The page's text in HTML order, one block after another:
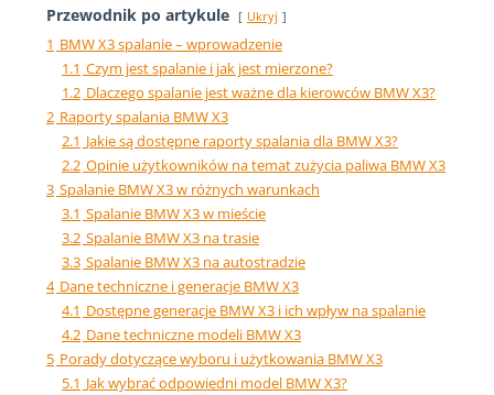
Przewodnik po artykule Ukryj
1 BMW X3 spalanie – wprowadzenie
1.1 Czym jest spalanie i jak jest mierzone?
1.2 Dlaczego spalanie jest ważne dla kierowców BMW X3?
2 Raporty spalania BMW X3
2.1 Jakie są dostępne raporty spalania dla BMW X3?
2.2 Opinie użytkowników na temat zużycia paliwa BMW X3
3 Spalanie BMW X3 w różnych warunkach
3.1 Spalanie BMW X3 w mieście
3.2 Spalanie BMW X3 na trasie
3.3 Spalanie BMW X3 na autostradzie
4 Dane techniczne i generacje BMW X3
4.1 Dostępne generacje BMW X3 i ich wpływ na spalanie
4.2 Dane techniczne modeli BMW X3
5 Porady dotyczące wyboru i użytkowania BMW X3
5.1 Jak wybrać odpowiedni model BMW X3?